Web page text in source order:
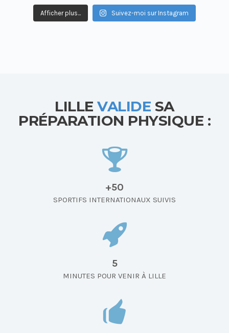
Afficher plus... Suivez-moi sur Instagram
LILLEVALIDE SA
PRÉPARATION PHYSIQUE :
+50
SPORTIFS INTERNATIONAUX SUIVIS
5
MINUTES POUR VENIR À LILLE